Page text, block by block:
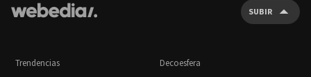
SUBIR
Trendencias Decoesfera